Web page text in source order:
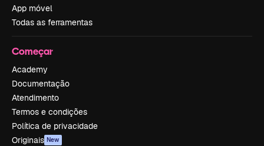
App móvel
Todas as ferramentas
Começar
Academy
Documentação
Atendimento
Termos e condições
Política de privacidade
Originais New